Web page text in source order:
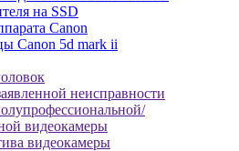
на SSD
Canon
Canon 5d mark ii
неисправности
видеокамеры
видеокамеры